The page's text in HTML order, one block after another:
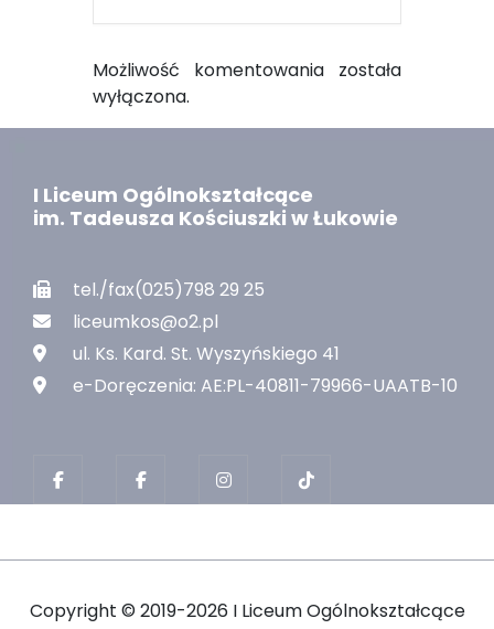
Możliwość komentowania została
wyłączona.
I Liceum Ogólnokształcące
im. Tadeusza Kościuszki w Łukowie
tel./fax(025)798 29 25
liceumkos@o2.pl
ul. Ks. Kard. St. Wyszyńskiego 41
e-Doręczenia: AE:PL-40811-79966-UAATB-10
Copyright © 2019-2026 I Liceum Ogólnokształcące